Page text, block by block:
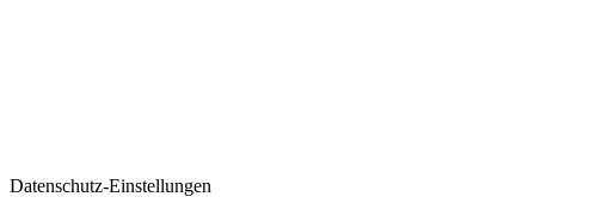
Datenschutz-Einstellungen